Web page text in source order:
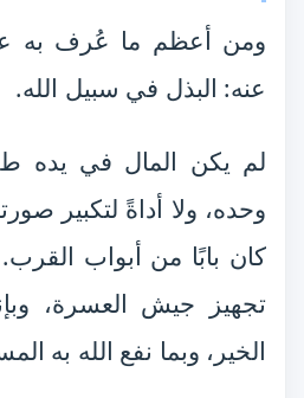
ومن أعظم ما عُرف به
عنه: البذل في سبيل الله.
لم يكن المال في يده
وحده، ولا أداةً لتكبير
كان بابًا من أبواب
تجهيز جيش العسرة،
الخير، وبما نفع الله به